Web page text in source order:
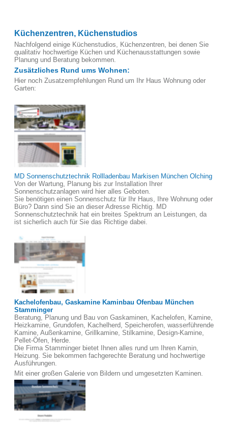
Küchenzentren, Küchenstudios
Nachfolgend einige Küchenstudios, Küchenzentren, bei denen Sie
qualitativ hochwertige Küchen und Küchenausstattungen sowie
Planung und Beratung bekommen.
Zusätzliches Rund ums Wohnen:
Hier noch Zusatzempfehlungen Rund um Ihr Haus Wohnung oder
Garten:
MD Sonnenschutztechnik Rollladenbau Markisen München Olching
Von der Wartung, Planung bis zur Installation Ihrer
Sonnenschutzanlagen wird hier alles Geboten.
Sie benötigen einen Sonnenschutz für Ihr Haus, Ihre Wohnung oder
Büro? Dann sind Sie an dieser Adresse Richtig. MD
Sonnenschutztechnik hat ein breites Spektrum an Leistungen, da
ist sicherlich auch für Sie das Richtige dabei.
Kachelofenbau, Gaskamine Kaminbau Ofenbau München
Stamminger
Beratung, Planung und Bau von Gaskaminen, Kachelofen, Kamine,
Heizkamine, Grundofen, Kachelherd, Speicherofen, wasserführende
Kamine, Außenkamine, Grillkamine, Stilkamine, Design-Kamine,
Pellet-Öfen, Herde.
Die Firma Stamminger bietet Ihnen alles rund um Ihren Kamin,
Heizung. Sie bekommen fachgerechte Beratung und hochwertige
Ausführungen.
Mit einer großen Galerie von Bildern und umgesetzten Kaminen.